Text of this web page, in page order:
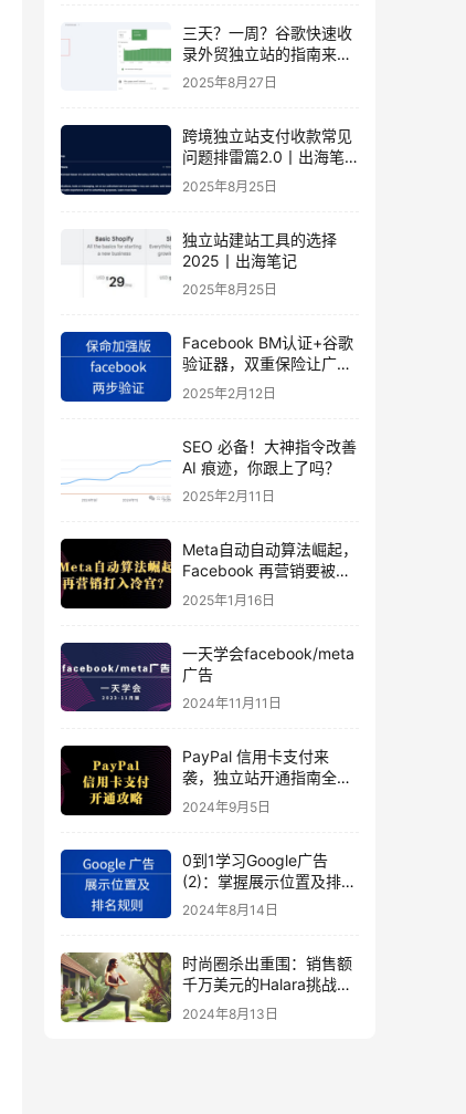
三天？一周？谷歌快速收
录外贸独立站的指南来
了！丨出海笔记
2025年8月27日
跨境独立站支付收款常见
问题排雷篇2.0丨出海笔
记
2025年8月25日
独立站建站工具的选择
2025丨出海笔记
2025年8月25日
Facebook BM认证+谷歌
验证器，双重保险让广告
投手账号稳如泰山
2025年2月12日
SEO 必备！大神指令改善
AI 痕迹，你跟上了吗？
2025年2月11日
Meta自动自动算法崛起，
Facebook 再营销要被打
入冷宫？
2025年1月16日
一天学会facebook/meta
广告
2024年11月11日
PayPal 信用卡支付来
袭，独立站开通指南全揭
秘
2024年9月5日
0到1学习Google广告
(2)：掌握展示位置及排名
规则
2024年8月14日
时尚圈杀出重围：销售额
千万美元的Halara挑战
SHEIN成新时尚巨头
（上）
2024年8月13日